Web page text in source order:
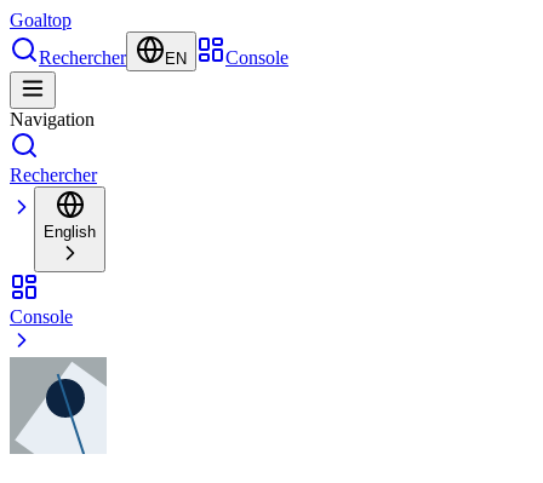
Goaltop
Rechercher
EN Console
Navigation
Rechercher
English
Console